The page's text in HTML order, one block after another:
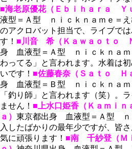
■海老原優花（Ｅｂｉｈａｒａ Ｙ
液型＝Ａ型 ｎｉｃｋｎａｍｅ＝え
のアクロバット担当で、ライブで
す！ ■川音 希（Ｋａｗａｏｔｏ Ｎ
身 血液型＝Ａ型 ｎｉｃｋｎａｍ
わってる」と言われます。水着は
いです！ ■佐藤春奈（Ｓａｔｏ Ｈ
身 血液型＝Ｂ型 ｎｉｃｋｎａｍ
「釣り師」と言われます（笑）。
ません！ ■上水口姫香（Ｋａｍｉ
ａ） 東京都出身 血液型＝Ａ型 ｎ
入したばかりの最年少ですが、皆
気に頑張ります！ ■南 千紗登（Ｍ